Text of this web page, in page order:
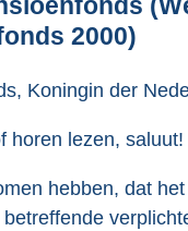
2000)
Koningin der
horen lezen,
hebben, dat